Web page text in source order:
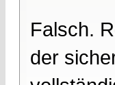
Falsch.
der